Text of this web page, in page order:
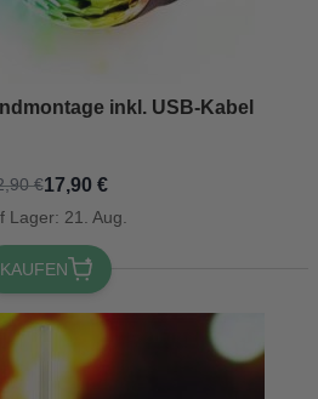
inkl. USB-Kabel
€17,90 €
Lager: 21. Aug.
KAUFEN